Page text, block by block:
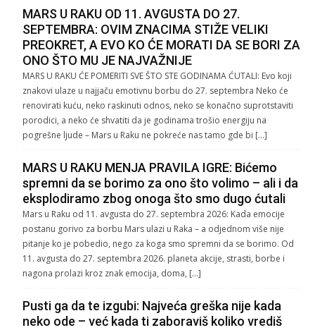
MARS U RAKU OD 11. AVGUSTA DO 27.
SEPTEMBRA: OVIM ZNACIMA STIŽE VELIKI
PREOKRET, A EVO KO ĆE MORATI DA SE BORI ZA
ONO ŠTO MU JE NAJVAŽNIJE
MARS U RAKU ĆE POMERITI SVE ŠTO STE GODINAMA ĆUTALI: Evo koji
znakovi ulaze u najjaču emotivnu borbu do 27. septembra Neko će
renovirati kuću, neko raskinuti odnos, neko se konačno suprotstaviti
porodici, a neko će shvatiti da je godinama trošio energiju na
pogrešne ljude – Mars u Raku ne pokreće nas tamo gde bi […]
MARS U RAKU MENJA PRAVILA IGRE: Bićemo
spremni da se borimo za ono što volimo – ali i da
eksplodiramo zbog onoga što smo dugo ćutali
Mars u Raku od 11. avgusta do 27. septembra 2026: Kada emocije
postanu gorivo za borbu Mars ulazi u Raka – a odjednom više nije
pitanje ko je pobedio, nego za koga smo spremni da se borimo. Od
11. avgusta do 27. septembra 2026. planeta akcije, strasti, borbe i
nagona prolazi kroz znak emocija, doma, […]
Pusti ga da te izgubi: Najveća greška nije kada
neko ode – već kada ti zaboraviš koliko vrediš